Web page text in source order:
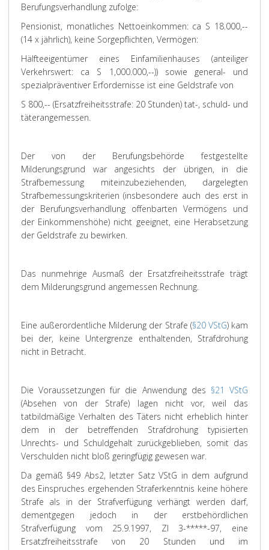
Berufungsverhandlung zufolge:
Pensionist, monatliches Nettoeinkommen: ca S 18.000,--
(14 x jährlich), keine Sorgepflichten, Vermögen:
Hälfteeigentümer eines Einfamilienhauses (anteiliger
Verkehrswert: ca S 1,000.000,--)) sowie general- und
spezialpräventiver Erfordernisse ist eine Geldstrafe von
S 800,-- (Ersatzfreiheitsstrafe: 20 Stunden) tat-, schuld- und
täterangemessen.
Der von der Berufungsbehörde festgestellte
Milderungsgrund war angesichts der übrigen, in die
Strafbemessung miteinzubeziehenden, dargelegten
Strafbemessungskriterien (insbesondere auch des erst in
der Berufungsverhandlung offenbarten Vermögens und
der Einkommenshöhe) nicht geeignet, eine Herabsetzung
der Geldstrafe zu bewirken.
Das nunmehrige Ausmaß der Ersatzfreiheitsstrafe trägt
dem Milderungsgrund angemessen Rechnung.
Eine außerordentliche Milderung der Strafe (§20 VStG) kam
bei der, keine Untergrenze enthaltenden, Strafdrohung
nicht in Betracht.
Die Voraussetzungen für die Anwendung des §21 VStG
(Absehen von der Strafe) lagen nicht vor, weil das
tatbildmäßige Verhalten des Täters nicht erheblich hinter
dem in der betreffenden Strafdrohung typisierten
Unrechts- und Schuldgehalt zurückgeblieben, somit das
Verschulden nicht bloß geringfügig gewesen war.
Da gemäß §49 Abs2, letzter Satz VStG in dem aufgrund
des Einspruches ergehenden Straferkenntnis keine höhere
Strafe als in der Strafverfügung verhängt werden darf,
dementgegen jedoch in der erstbehördlichen
Strafverfügung vom 25.9.1997, Zl 3-*****-97, eine
Ersatzfreiheitsstrafe von 20 Stunden und im